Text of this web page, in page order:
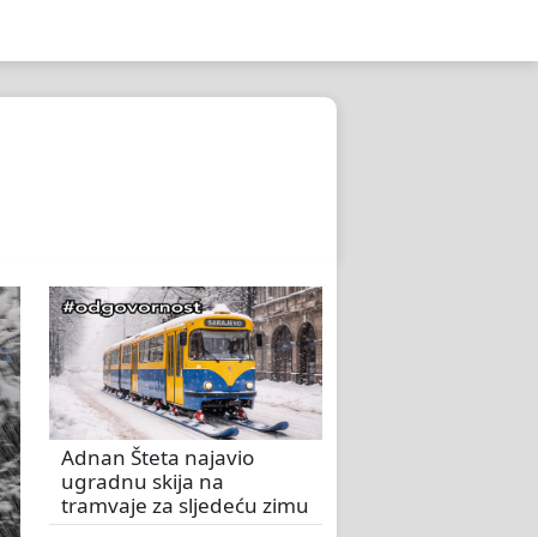
Adnan Šteta najavio
ugradnu skija na
tramvaje za sljedeću zimu